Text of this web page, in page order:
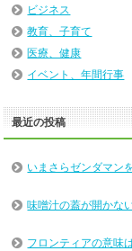
ビジネス
教育、子育て
医療、健康
イベント、年間行事
最近の投稿
いまさらゼンダマン
味噌汁の蓋が開かな
フロンティアの意味